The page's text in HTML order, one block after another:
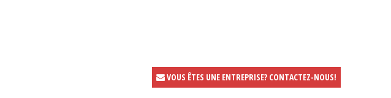
VOUS ÊTES UNE ENTREPRISE? CONTACTEZ-NOUS!